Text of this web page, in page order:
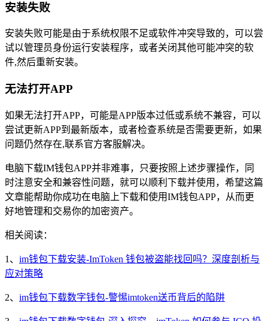
安装失败
安装失败可能是由于系统权限不足或软件冲突导致的，可以尝
试以管理员身份运行安装程序，或者关闭其他可能冲突的软
件,然后重新安装。
无法打开APP
如果无法打开APP，可能是APP版本过低或系统不兼容，可以
尝试更新APP到最新版本，或者检查系统是否需要更新，如果
问题仍然存在,联系官方客服解决。
电脑下载IM钱包APP并非难事，只要按照上述步骤操作，同
时注意安全和兼容性问题，就可以顺利下载并使用，希望这篇
文章能帮助你成功在电脑上下载和使用IM钱包APP，从而更
好地管理和交易你的加密资产。
相关阅读：
1、 im钱包下载安装-ImToken 钱包被盗能找回吗？深度剖析与
应对策略
2、 im钱包下载数字钱包-警惕imtoken送币背后的陷阱